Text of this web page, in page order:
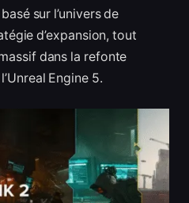
basé sur l’univers de
d’expansion, tout
dans la refonte
Engine 5.